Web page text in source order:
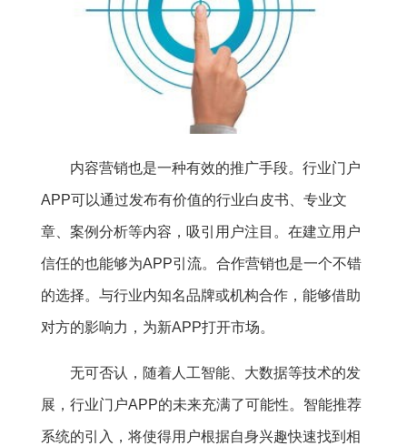
内容营销也是一种有效的推广手段。行业门户
APP可以通过发布有价值的行业白皮书、专业文
章、案例分析等内容，吸引用户注目。在建立用户
信任的也能够为APP引流。合作营销也是一个不错
的选择。与行业内知名品牌或机构合作，能够借助
对方的影响力，为新APP打开市场。
无可否认，随着人工智能、大数据等技术的发
展，行业门户APP的未来充满了可能性。智能推荐
系统的引入，将使得用户根据自身兴趣快速找到相